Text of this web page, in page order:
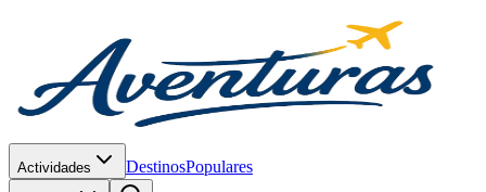
Actividades DestinosPopulares